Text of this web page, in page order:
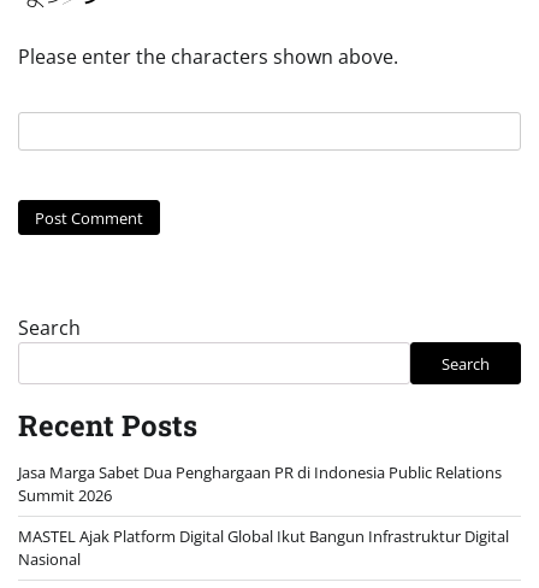
Please enter the characters shown above.
Search
Search
Recent Posts
Jasa Marga Sabet Dua Penghargaan PR di Indonesia Public Relations
Summit 2026
MASTEL Ajak Platform Digital Global Ikut Bangun Infrastruktur Digital
Nasional